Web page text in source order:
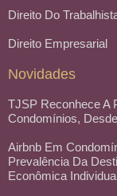
Direito Do
Direito Empresarial
Novidades
TJSP Reconhece A
Condomínios,
Airbnb Em
Prevalência Da
Econômica